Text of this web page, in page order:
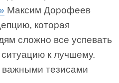
Максим Дорофеев
которая
сложно все успевать
к лучшему.
важными тезисами